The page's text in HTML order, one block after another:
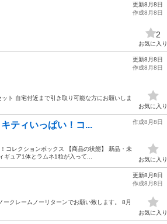
更新8月8日
作成8月8日
2
お気に入り
ト 自宅付近まで引き取り可能な方にお願いしま
更新8月8日
作成8月8日
お気に入り
ティいっぱい！コ...
コレクションボックス 【商品の状態】 新品・未
ュア1体とラムネ1粒が入って...
作成8月8日
お気に入り
クレームノーリターンでお願い致します。 8月
更新8月8日
作成8月8日
お気に入り